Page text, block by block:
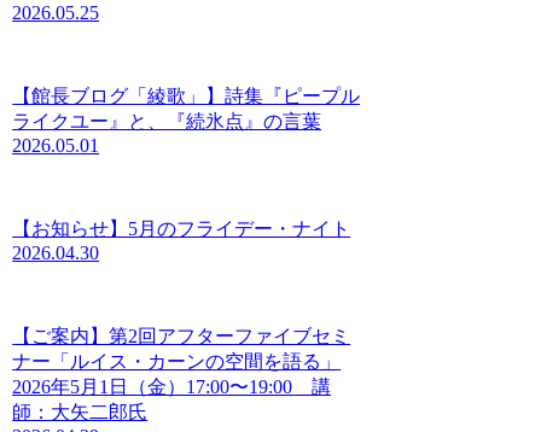
2026.05.25
【館長ブログ「綾歌」】詩集『ピープル
ライクユー』と、『続氷点』の言葉
2026.05.01
【お知らせ】5月のフライデー・ナイト
2026.04.30
【ご案内】第2回アフターファイブセミ
ナー「ルイス・カーンの空間を語る」
2026年5月1日（金）17:00〜19:00 講
師：大矢二郎氏